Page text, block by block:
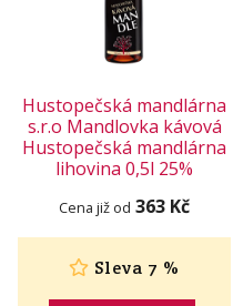
Hustopečská mandlárna
s.r.o Mandlovka kávová
Hustopečská mandlárna
lihovina 0,5l 25%
Cena již od 363 Kč
Sleva 7 %